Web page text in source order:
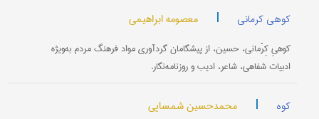
کوهی کرمانی | معصومه ابراهیمی
کوهیِ کِرْمانی، حسین، از پیشگامان گردآوری مواد فرهنگ مردم به‌ویژه
ادبیات شفاهی، شاعر، ادیب و روزنامه‌نگار.
کوه | محمدحسین شمسایی